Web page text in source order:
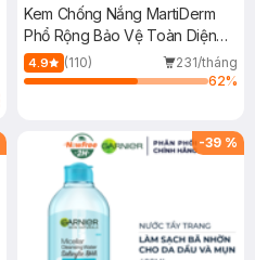
Kem Chống Nắng MartiDerm
Phổ Rộng Bảo Vệ Toàn Diện
40ml
4.9 (110)
231/tháng
62%
-39 %